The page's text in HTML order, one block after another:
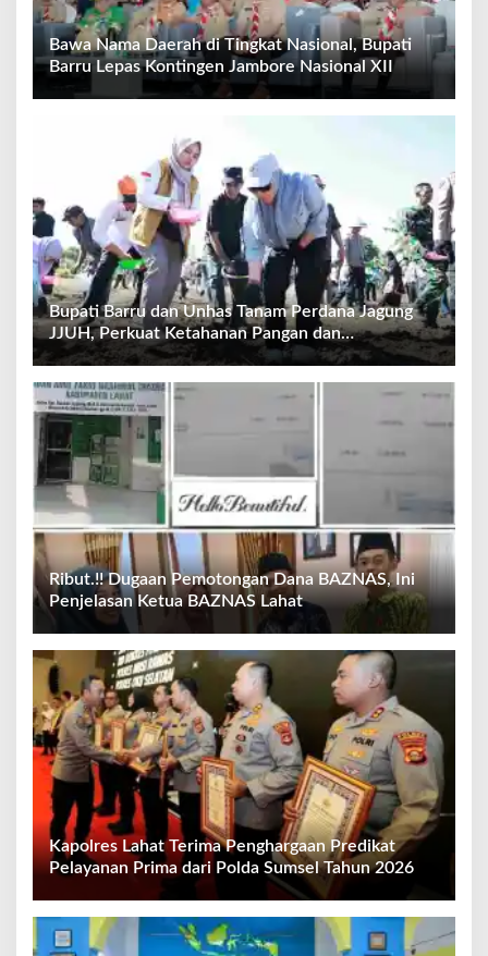
Bawa Nama Daerah di Tingkat Nasional, Bupati
Barru Lepas Kontingen Jambore Nasional XII
Bupati Barru dan Unhas Tanam Perdana Jagung
JJUH, Perkuat Ketahanan Pangan dan
Kesejahteraan Petani
Ribut.!! Dugaan Pemotongan Dana BAZNAS, Ini
Penjelasan Ketua BAZNAS Lahat
Kapolres Lahat Terima Penghargaan Predikat
Pelayanan Prima dari Polda Sumsel Tahun 2026